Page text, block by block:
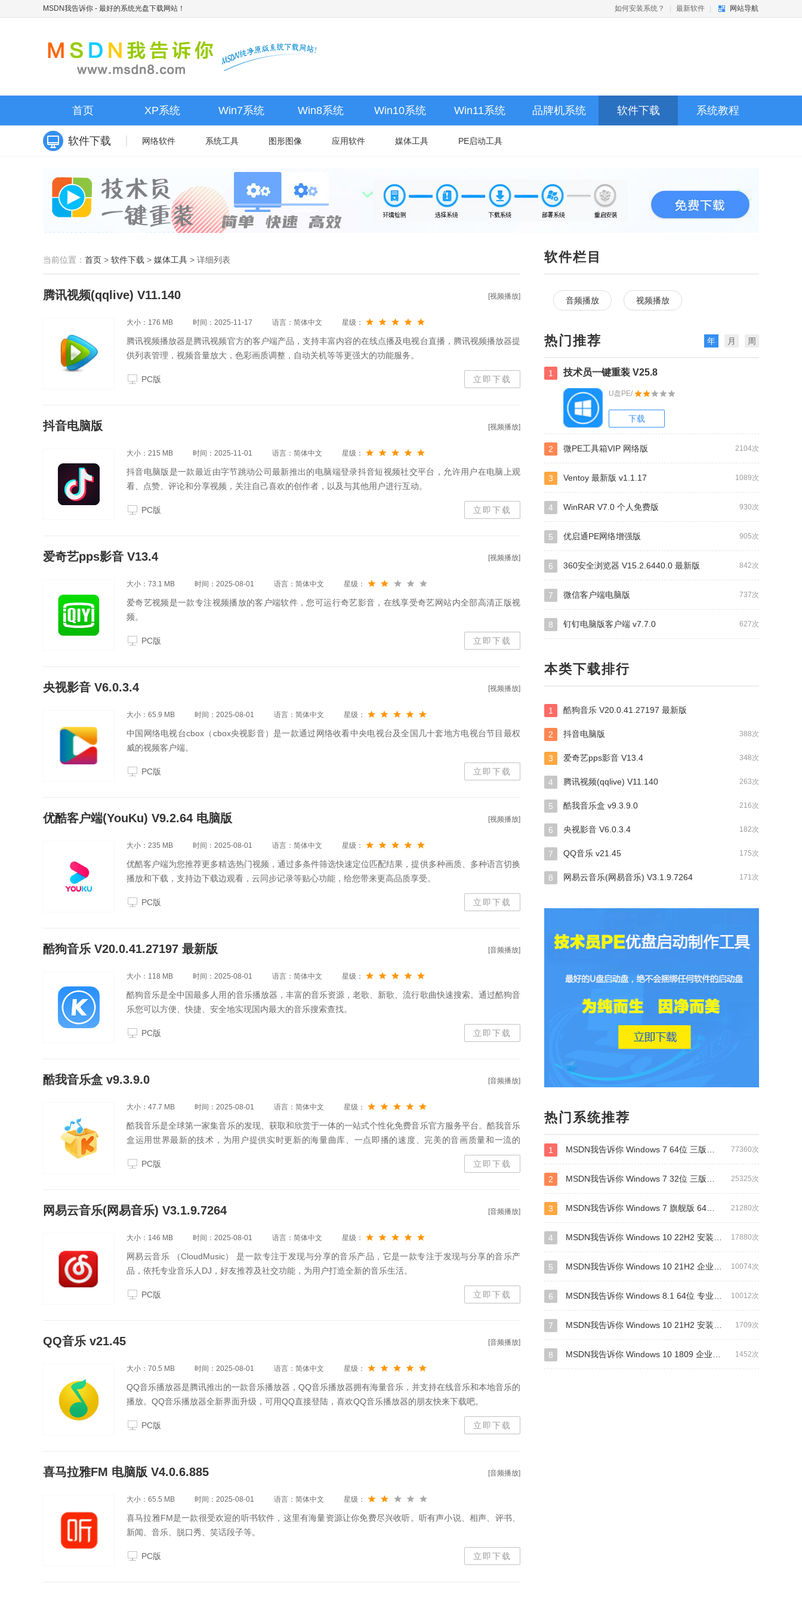
MSDN我告诉你 - 最好的系统光盘下载网站！ 如何安装系统？ 最新软件 网站导航
首页 XP系统 Win7系统 Win8系统 Win10系统 Win11系统 品牌机系统 软件下载 系统教程
软件下载 网络软件 系统工具 图形图像 应用软件 媒体工具 PE启动工具
当前位置： 首页 > 软件下载 > 媒体工具 > 详细列表
[视频播放]
腾讯视频(qqlive) V11.140
大小：176 MB 时间：2025-11-17 语言：简体中文 星级：
腾讯视频播放器是腾讯视频官方的客户端产品，支持丰富内容的在线点播及电视台直播，腾讯视频播放器提
供列表管理，视频音量放大，色彩画质调整，自动关机等等更强大的功能服务。
PC版 立即下载
[视频播放]
抖音电脑版
大小：215 MB 时间：2025-11-01 语言：简体中文 星级：
抖音电脑版是一款最近由字节跳动公司最新推出的电脑端登录抖音短视频社交平台，允许用户在电脑上观
看、点赞、评论和分享视频，关注自己喜欢的创作者，以及与其他用户进行互动。
PC版 立即下载
[视频播放]
爱奇艺pps影音 V13.4
大小：73.1 MB 时间：2025-08-01 语言：简体中文 星级：
爱奇艺视频是一款专注视频播放的客户端软件，您可运行奇艺影音，在线享受奇艺网站内全部高清正版视
频。
PC版 立即下载
[视频播放]
央视影音 V6.0.3.4
大小：65.9 MB 时间：2025-08-01 语言：简体中文 星级：
中国网络电视台cbox（cbox央视影音）是一款通过网络收看中央电视台及全国几十套地方电视台节目最权
威的视频客户端。
PC版 立即下载
[视频播放]
优酷客户端(YouKu) V9.2.64 电脑版
大小：235 MB 时间：2025-08-01 语言：简体中文 星级：
优酷客户端为您推荐更多精选热门视频，通过多条件筛选快速定位匹配结果，提供多种画质、多种语言切换
播放和下载，支持边下载边观看，云同步记录等贴心功能，给您带来更高品质享受。
PC版 立即下载
[音频播放]
酷狗音乐 V20.0.41.27197 最新版
大小：118 MB 时间：2025-08-01 语言：简体中文 星级：
酷狗音乐是全中国最多人用的音乐播放器，丰富的音乐资源，老歌、新歌、流行歌曲快速搜索。通过酷狗音
乐您可以方便、快捷、安全地实现国内最大的音乐搜索查找。
PC版 立即下载
[音频播放]
酷我音乐盒 v9.3.9.0
大小：47.7 MB 时间：2025-08-01 语言：简体中文 星级：
酷我音乐是全球第一家集音乐的发现、获取和欣赏于一体的一站式个性化免费音乐官方服务平台。酷我音乐
盒运用世界最新的技术，为用户提供实时更新的海量曲库、一点即播的速度、完美的音画质量和一流的
PC版
立即下载
[音频播放]
网易云音乐(网易音乐) V3.1.9.7264
大小：146 MB 时间：2025-08-01 语言：简体中文 星级：
网易云音乐 （CloudMusic） 是一款专注于发现与分享的音乐产品，它是一款专注于发现与分享的音乐产
品，依托专业音乐人DJ，好友推荐及社交功能，为用户打造全新的音乐生活。
PC版 立即下载
[音频播放]
QQ音乐 v21.45
大小：70.5 MB 时间：2025-08-01 语言：简体中文 星级：
QQ音乐播放器是腾讯推出的一款音乐播放器，QQ音乐播放器拥有海量音乐，并支持在线音乐和本地音乐的
播放。QQ音乐播放器全新界面升级，可用QQ直接登陆，喜欢QQ音乐播放器的朋友快来下载吧。
PC版 立即下载
[音频播放]
喜马拉雅FM 电脑版 V4.0.6.885
大小：65.5 MB 时间：2025-08-01 语言：简体中文 星级：
喜马拉雅FM是一款很受欢迎的听书软件，这里有海量资源让你免费尽兴收听。听有声小说、相声、评书、
新闻、音乐、脱口秀、笑话段子等。
PC版 立即下载
软件栏目
音频播放 视频播放
热门推荐 年 月 周
1 技术员一键重装 V25.8
U盘PE/
下载
2104次
2 微PE工具箱VIP 网络版
1089次
3 Ventoy 最新版 v1.1.17
930次
4 WinRAR V7.0 个人免费版
905次
5 优启通PE网络增强版
842次
6 360安全浏览器 V15.2.6440.0 最新版
737次
7 微信客户端电脑版
627次
8 钉钉电脑版客户端 v7.7.0
本类下载排行
1 酷狗音乐 V20.0.41.27197 最新版
388次
2 抖音电脑版
348次
3 爱奇艺pps影音 V13.4
263次
4 腾讯视频(qqlive) V11.140
216次
5 酷我音乐盒 v9.3.9.0
182次
6 央视影音 V6.0.3.4
175次
7 QQ音乐 v21.45
171次
8 网易云音乐(网易音乐) V3.1.9.7264
热门系统推荐
77360次
1 MSDN我告诉你 Windows 7 64位 三版合一 安装版
25325次
2 MSDN我告诉你 Windows 7 32位 三版合一 安装版
21280次
3 MSDN我告诉你 Windows 7 旗舰版 64位 安装版(支持intel&amd最新硬件)
17880次
4 MSDN我告诉你 Windows 10 22H2 安装版 64位
10074次
5 MSDN我告诉你 Windows 10 21H2 企业版LTSC 安装版 64位
10012次
6 MSDN我告诉你 Windows 8.1 64位 专业安装版
1709次
7 MSDN我告诉你 Windows 10 21H2 安装版 64位
1452次
8 MSDN我告诉你 Windows 10 1809 企业版LTSC 安装版 64位